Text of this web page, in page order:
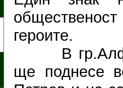
героите.
В
ще поднесе